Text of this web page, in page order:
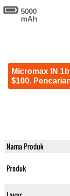
5000
mAh
Micromax IN
$100.
Nama Produk
Produk